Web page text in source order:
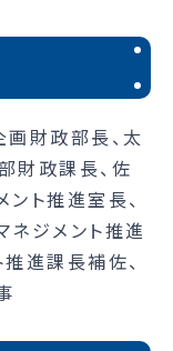
財政部長、太
財政課長、佐
ト推進室長、
ジメント推進
進課長補佐、